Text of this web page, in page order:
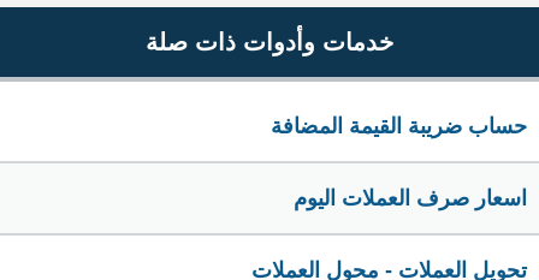
خدمات وأدوات ذات صلة
حساب ضريبة القيمة المضافة
اسعار صرف العملات اليوم
تحويل العملات - محول العملات